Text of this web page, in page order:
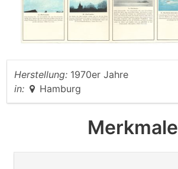
Herstellung: 1970er Jahre
in:
Hamburg
Merkmale